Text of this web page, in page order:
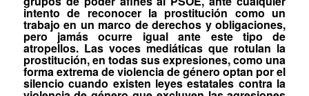
intento de reconocer la prostitución como un
trabajo en un marco de derechos y obligaciones,
pero jamás ocurre igual ante este tipo de
atropellos. Las voces mediáticas que rotulan la
prostitución, en todas sus expresiones, como una
forma extrema de violencia de género optan por el
silencio cuando existen leyes estatales contra la